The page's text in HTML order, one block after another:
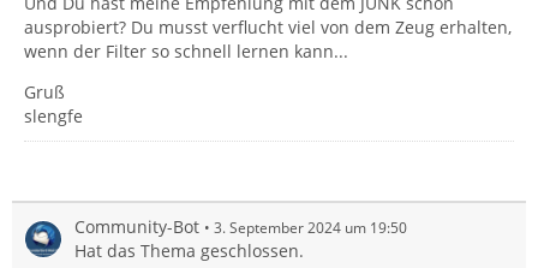
ausprobiert? Du musst verflucht viel von dem Zeug erhalten,
wenn der Filter so schnell lernen kann...
Gruß
slengfe
Community-Bot 3. September 2024 um 19:50
Hat das Thema geschlossen.